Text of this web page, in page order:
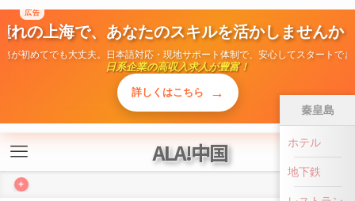
広告
れの上海で、あなたのスキルを活かしませんか
が初めてでも大丈夫。日本語対応・現地サポート体制で、安心してスタートで
日系企業の高収入求人が豊富！
詳しくはこちら →
ALA!中国
+
秦皇島
ホテル
地下鉄